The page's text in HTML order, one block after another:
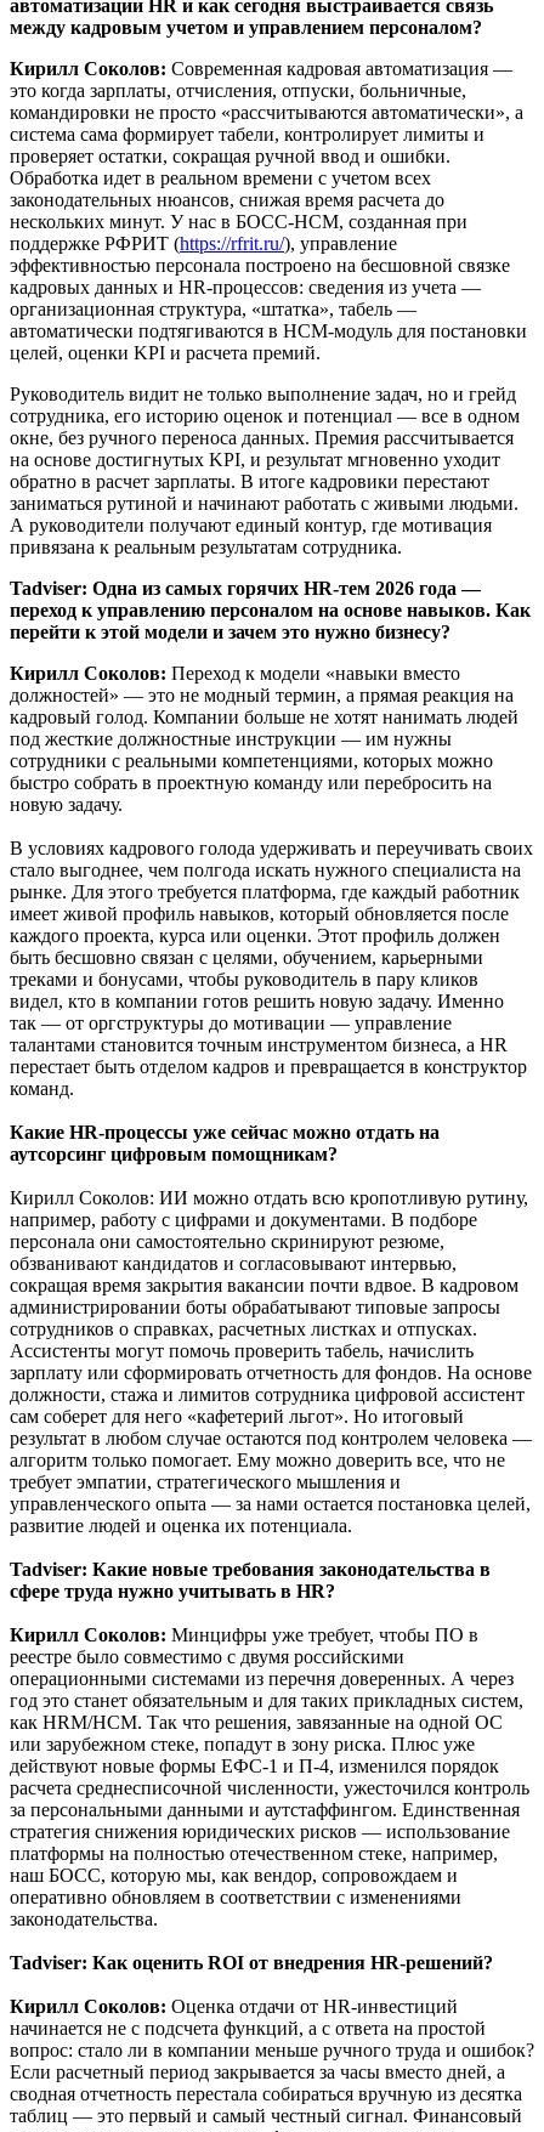
автоматизации HR и как сегодня выстраивается связь
между кадровым учетом и управлением персоналом?
Кирилл Соколов: Современная кадровая автоматизация —
это когда зарплаты, отчисления, отпуски, больничные,
командировки не просто «рассчитываются автоматически», а
система сама формирует табели, контролирует лимиты и
проверяет остатки, сокращая ручной ввод и ошибки.
Обработка идет в реальном времени с учетом всех
законодательных нюансов, снижая время расчета до
нескольких минут. У нас в БОСС-НСМ, созданная при
поддержке РФРИТ (https://rfrit.ru/), управление
эффективностью персонала построено на бесшовной связке
кадровых данных и HR-процессов: сведения из учета —
организационная структура, «штатка», табель —
автоматически подтягиваются в HCM-модуль для постановки
целей, оценки KPI и расчета премий.
Руководитель видит не только выполнение задач, но и грейд
сотрудника, его историю оценок и потенциал — все в одном
окне, без ручного переноса данных. Премия рассчитывается
на основе достигнутых KPI, и результат мгновенно уходит
обратно в расчет зарплаты. В итоге кадровики перестают
заниматься рутиной и начинают работать с живыми людьми.
А руководители получают единый контур, где мотивация
привязана к реальным результатам сотрудника.
Tadviser: Одна из самых горячих HR-тем 2026 года —
переход к управлению персоналом на основе навыков. Как
перейти к этой модели и зачем это нужно бизнесу?
Кирилл Соколов: Переход к модели «навыки вместо
должностей» — это не модный термин, а прямая реакция на
кадровый голод. Компании больше не хотят нанимать людей
под жесткие должностные инструкции — им нужны
сотрудники с реальными компетенциями, которых можно
быстро собрать в проектную команду или перебросить на
новую задачу.
В условиях кадрового голода удерживать и переучивать своих
стало выгоднее, чем полгода искать нужного специалиста на
рынке. Для этого требуется платформа, где каждый работник
имеет живой профиль навыков, который обновляется после
каждого проекта, курса или оценки. Этот профиль должен
быть бесшовно связан с целями, обучением, карьерными
треками и бонусами, чтобы руководитель в пару кликов
видел, кто в компании готов решить новую задачу. Именно
так — от оргструктуры до мотивации — управление
талантами становится точным инструментом бизнеса, а HR
перестает быть отделом кадров и превращается в конструктор
команд.
Какие HR-процессы уже сейчас можно отдать на
аутсорсинг цифровым помощникам?
Кирилл Соколов: ИИ можно отдать всю кропотливую рутину,
например, работу с цифрами и документами. В подборе
персонала они самостоятельно скринируют резюме,
обзванивают кандидатов и согласовывают интервью,
сокращая время закрытия вакансии почти вдвое. В кадровом
администрировании боты обрабатывают типовые запросы
сотрудников о справках, расчетных листках и отпусках.
Ассистенты могут помочь проверить табель, начислить
зарплату или сформировать отчетность для фондов. На основе
должности, стажа и лимитов сотрудника цифровой ассистент
сам соберет для него «кафетерий льгот». Но итоговый
результат в любом случае остаются под контролем человека —
алгоритм только помогает. Ему можно доверить все, что не
требует эмпатии, стратегического мышления и
управленческого опыта — за нами остается постановка целей,
развитие людей и оценка их потенциала.
Tadviser: Какие новые требования законодательства в
сфере труда нужно учитывать в HR?
Кирилл Соколов: Минцифры уже требует, чтобы ПО в
реестре было совместимо с двумя российскими
операционными системами из перечня доверенных. А через
год это станет обязательным и для таких прикладных систем,
как HRM/HCM. Так что решения, завязанные на одной ОС
или зарубежном стеке, попадут в зону риска. Плюс уже
действуют новые формы ЕФС-1 и П-4, изменился порядок
расчета среднесписочной численности, ужесточился контроль
за персональными данными и аутстаффингом. Единственная
стратегия снижения юридических рисков — использование
платформы на полностью отечественном стеке, например,
наш БОСС, которую мы, как вендор, сопровождаем и
оперативно обновляем в соответствии с изменениями
законодательства.
Tadviser: Как оценить ROI от внедрения HR-решений?
Кирилл Соколов: Оценка отдачи от HR-инвестиций
начинается не с подсчета функций, а с ответа на простой
вопрос: стало ли в компании меньше ручного труда и ошибок?
Если расчетный период закрывается за часы вместо дней, а
сводная отчетность перестала собираться вручную из десятка
таблиц — это первый и самый честный сигнал. Финансовый